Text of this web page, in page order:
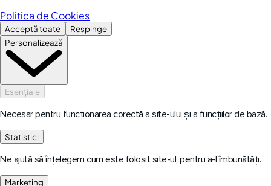
Politica de Cookies
Acceptă toate
Respinge
Personalizează
Esențiale
Necesar pentru funcționarea corectă a site-ului și a funcțiilor de bază.
Statistici
Ne ajută să înțelegem cum este folosit site-ul, pentru a-l îmbunătăți.
Marketing